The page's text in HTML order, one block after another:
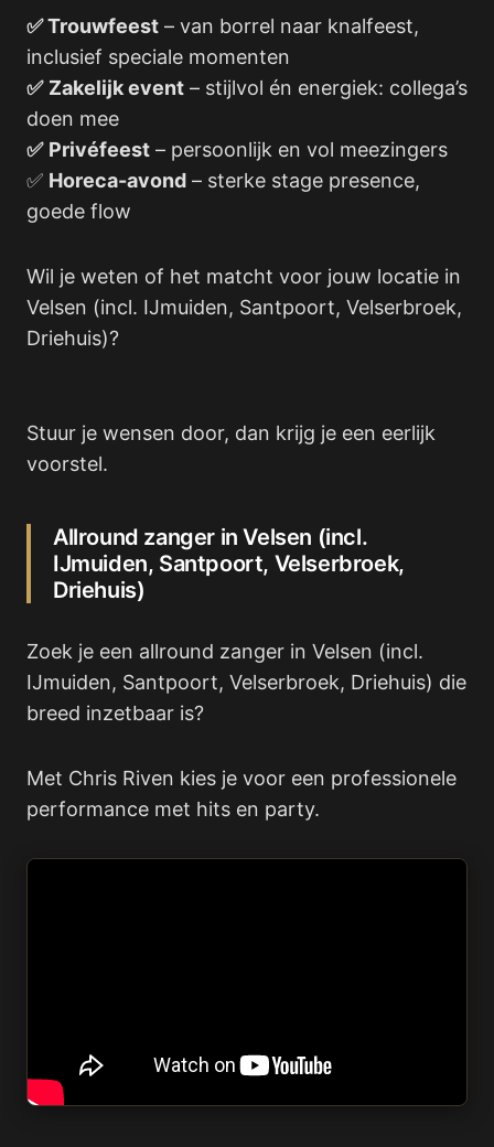
✅ Trouwfeest – van borrel naar knalfeest,
inclusief speciale momenten
✅ Zakelijk event – stijlvol én energiek: collega’s
doen mee
✅ Privéfeest – persoonlijk en vol meezingers
✅ Horeca-avond – sterke stage presence,
goede flow
Wil je weten of het matcht voor jouw locatie in
Velsen (incl. IJmuiden, Santpoort, Velserbroek,
Driehuis)?
Stuur je wensen door, dan krijg je een eerlijk
voorstel.
Allround zanger in Velsen (incl.
IJmuiden, Santpoort, Velserbroek,
Driehuis)
Zoek je een allround zanger in Velsen (incl.
IJmuiden, Santpoort, Velserbroek, Driehuis) die
breed inzetbaar is?
Met Chris Riven kies je voor een professionele
performance met hits en party.